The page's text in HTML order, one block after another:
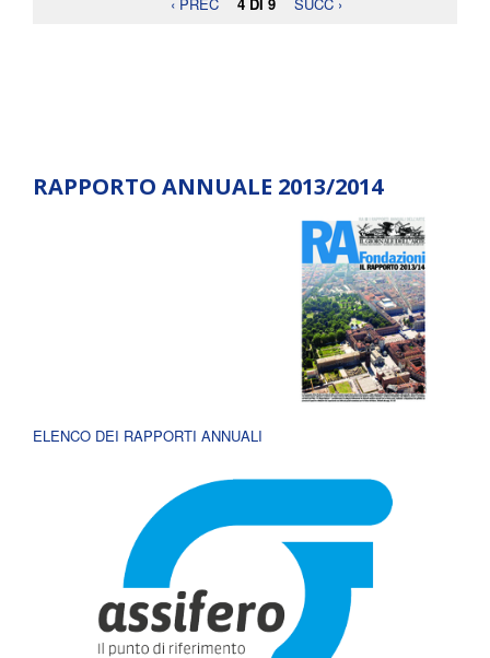
RAPPORTO ANNUALE 2013/2014
ELENCO DEI RAPPORTI ANNUALI